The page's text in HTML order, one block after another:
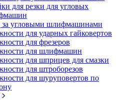
для резки для угловых
за угловыми шлифмашинами
для ударных гайковертов
для фрезеров
для шлифмашин
для шприцев для смазки
для штроборезов
для шуруповертов по